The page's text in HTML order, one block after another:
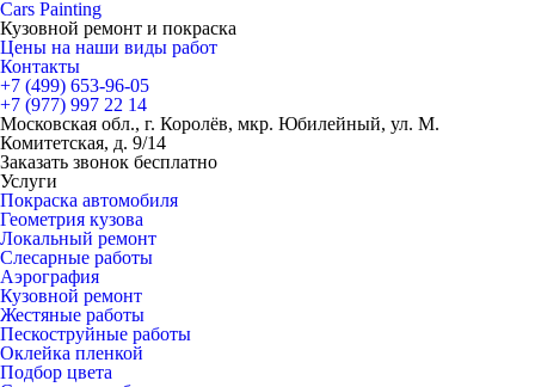
Cars Painting
Кузовной ремонт и покраска
Цены на наши виды работ
Контакты
+7 (499) 653-96-05
+7 (977) 997 22 14
Московская обл., г. Королёв, мкр. Юбилейный, ул. М.
Комитетская, д. 9/14
Заказать звонок бесплатно
Услуги
Покраска автомобиля
Геометрия кузова
Локальный ремонт
Слесарные работы
Аэрография
Кузовной ремонт
Жестяные работы
Пескоструйные работы
Оклейка пленкой
Подбор цвета